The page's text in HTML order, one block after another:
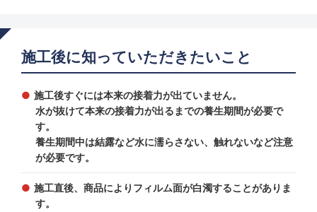
施工後に知っていただきたいこと
施工後すぐには本来の接着力が出ていません。
水が抜けて本来の接着力が出るまでの養生期間が必要で
す。
養生期間中は結露など水に濡らさない、触れないなど注意
が必要です。
施工直後、商品によりフィルム面が白濁することがありま
す。